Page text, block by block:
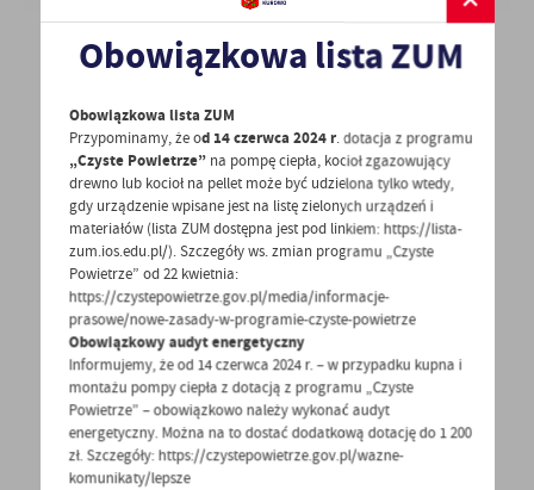
POWRÓT UDOSTĘPNIJ
POPRZEDNI NASTĘPNY
Spodobała Ci się informacja? Zostaw nam swoją opinię
- to dla Ciebie staramy się być najlepsi, a Twoje zdanie
bardzo nam w tym pomoże!
DODAJ KOMENTARZ
Obowiązkowa lista ZUM
Obowiązkowa lista ZUM
Przypominamy, że od 14 czerwca 2024 r. dotacja z programu
„Czyste Powietrze” na pompę ciepła, kocioł zgazowujący
drewno lub kocioł na pellet może być udzielona tylko wtedy,
gdy urządzenie wpisane jest na listę zielonych urządzeń i
materiałów (lista ZUM dostępna jest pod linkiem: https://lista-
zum.ios.edu.pl/). Szczegóły ws. zmian programu „Czyste
Powietrze” od 22 kwietnia:
https://czystepowietrze.gov.pl/media/informacje-
prasowe/nowe-zasady-w-programie-czyste-powietrze
Obowiązkowy audyt energetyczny
Informujemy, że od 14 czerwca 2024 r. – w przypadku kupna i
montażu pompy ciepła z dotacją z programu „Czyste
Powietrze” – obowiązkowo należy wykonać audyt
energetyczny. Można na to dostać dodatkową dotację do 1 200
zł. Szczegóły: https://czystepowietrze.gov.pl/wazne-
komunikaty/lepsze